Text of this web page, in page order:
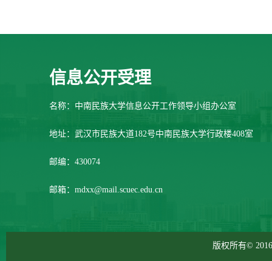
信息公开受理
名称：中南民族大学信息公开工作领导小组办公室
地址：武汉市民族大道182号中南民族大学行政楼408室
邮编：430074
邮箱：mdxx@mail.scuec.edu.cn
版权所有©